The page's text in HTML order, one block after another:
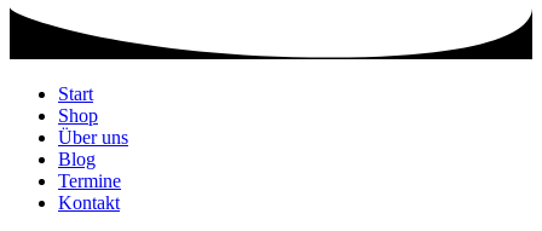
Start
Shop
Über uns
Blog
Termine
Kontakt